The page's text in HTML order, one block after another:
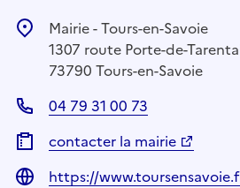
Mairie - Tours-en-Savoie
1307 route Porte-de-
73790 Tours-en-Savoie
04 79 31 00 73
contacter la mairie
https://